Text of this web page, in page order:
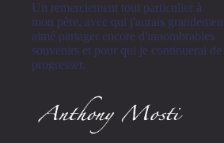
Un remerciement tout particulier à
mon père, avec qui j'aurais
aimé partager encore d'innombrables
souvenirs et pour qui je continuerai de
progresser.